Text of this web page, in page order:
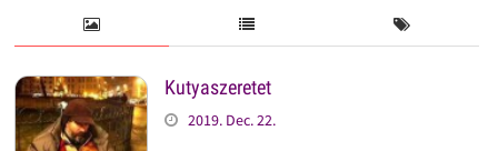
Kutyaszeretet
2019. Dec. 22.